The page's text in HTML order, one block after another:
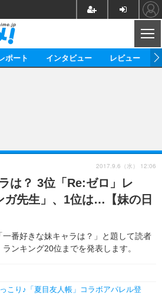
グッズ
海外
ビジネス
アーティスト
実写
イベント
座談会
ABEMA Cafe
ポート インタビュー レビュー
は？ 3位「Re:ゼロ」レ
ガ先生」、1位は…【妹の日
番好きな妹キャラは？」と題して読者
ンキング20位までを発表します。
こり♪「夏目友人帳」コラボアパレル登
2017.9.6（水） 12:06